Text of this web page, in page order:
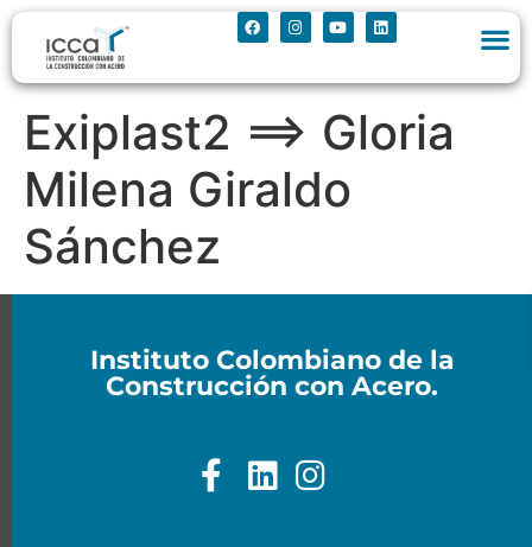
Exiplast2 ==> Gloria
Milena Giraldo
Sánchez
Instituto Colombiano de la
Construcción con Acero.